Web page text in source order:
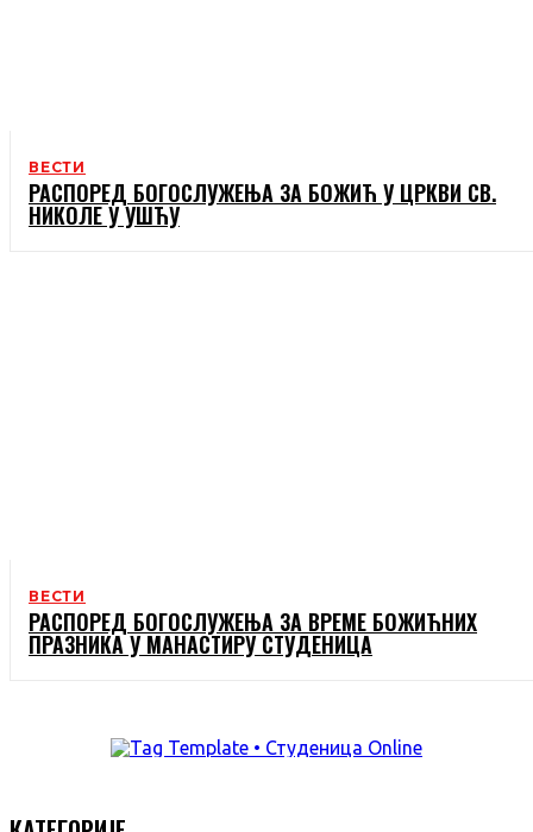
ВЕСТИ
РАСПОРЕД БОГОСЛУЖЕЊА ЗА БОЖИЋ У ЦРКВИ СВ.
НИКОЛЕ У УШЋУ
ВЕСТИ
РАСПОРЕД БОГОСЛУЖЕЊА ЗА ВРЕМЕ БОЖИЋНИХ
ПРАЗНИКА У МАНАСТИРУ СТУДЕНИЦА